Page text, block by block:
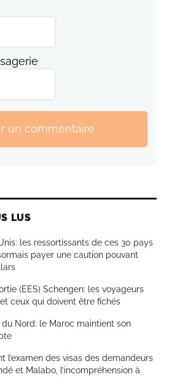
un commentaire
LUS
les ressortissants de ces 30 pays
payer une caution pouvant
(EES) Schengen: les voyageurs
ceux qui doivent être fichés
Nord: le Maroc maintient son
l’examen des visas des demandeurs
et Malabo, l’incompréhension à